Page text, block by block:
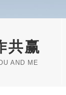
共赢
AND ME